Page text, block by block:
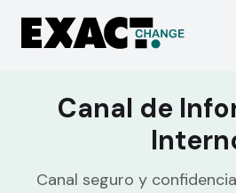
Canal de
Canal seguro y